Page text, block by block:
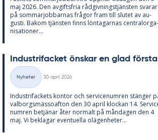
maj 2026. Den av­gifts­fria råd­giv­nings­tjäns­ten sva­rar
på som­mar­job­bar­nas frå­gor fram till slu­tet av au­
gusti. Bakom tjäns­ten fin­ns lön­ta­gar­nas cen­tral­or­ga­
ni­sa­tio­ner...
In­du­stri­fac­ket öns­kar en glad
Kategorier
Nyheter
30 april 2026
In­du­stri­fac­kets kon­tor och ser­vice­num­ren stäng­er
val­borgs­mäs­so­af­ton den 30 april kloc­kan 14.
num­ren be­tjä­nar åter nor­malt på mån­da­gen den 4
maj. Vi be­kla­gar even­tu­el­la olä­gen­he­ter...